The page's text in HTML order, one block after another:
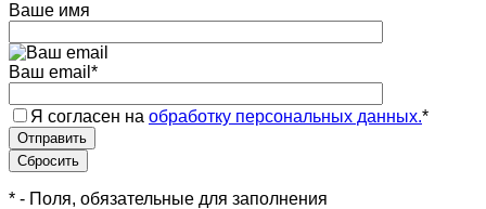
Ваше имя
Ваш email *
Я согласен на обработку персональных данных.*
* - Поля, обязательные для заполнения